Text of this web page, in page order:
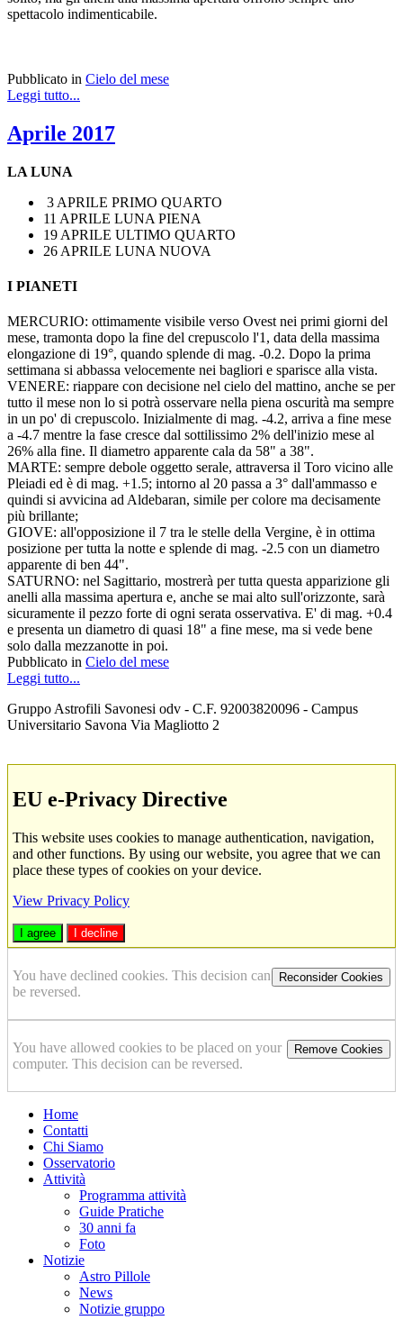
spettacolo indimenticabile.
Pubblicato in Cielo del mese
Leggi tutto...
Aprile 2017
LA LUNA
3 APRILE PRIMO QUARTO
11 APRILE LUNA PIENA
19 APRILE ULTIMO QUARTO
26 APRILE LUNA NUOVA
I PIANETI
MERCURIO: ottimamente visibile verso Ovest nei primi giorni del
mese, tramonta dopo la fine del crepuscolo l'1, data della massima
elongazione di 19°, quando splende di mag. -0.2. Dopo la prima
settimana si abbassa velocemente nei bagliori e sparisce alla vista.
VENERE: riappare con decisione nel cielo del mattino, anche se per
tutto il mese non lo si potrà osservare nella piena oscurità ma sempre
in un po' di crepuscolo. Inizialmente di mag. -4.2, arriva a fine mese
a -4.7 mentre la fase cresce dal sottilissimo 2% dell'inizio mese al
26% alla fine. Il diametro apparente cala da 58" a 38".
MARTE: sempre debole oggetto serale, attraversa il Toro vicino alle
Pleiadi ed è di mag. +1.5; intorno al 20 passa a 3° dall'ammasso e
quindi si avvicina ad Aldebaran, simile per colore ma decisamente
più brillante;
GIOVE: all'opposizione il 7 tra le stelle della Vergine, è in ottima
posizione per tutta la notte e splende di mag. -2.5 con un diametro
apparente di ben 44".
SATURNO: nel Sagittario, mostrerà per tutta questa apparizione gli
anelli alla massima apertura e, anche se mai alto sull'orizzonte, sarà
sicuramente il pezzo forte di ogni serata osservativa. E' di mag. +0.4
e presenta un diametro di quasi 18" a fine mese, ma si vede bene
solo dalla mezzanotte in poi.
Pubblicato in Cielo del mese
Leggi tutto...
Gruppo Astrofili Savonesi odv - C.F. 92003820096 - Campus
Universitario Savona Via Magliotto 2
EU e-Privacy Directive
This website uses cookies to manage authentication, navigation,
and other functions. By using our website, you agree that we can
place these types of cookies on your device.
View Privacy Policy
I agree I decline
Reconsider Cookies
You have declined cookies. This decision can
be reversed.
Remove Cookies
You have allowed cookies to be placed on your
computer. This decision can be reversed.
Home
Contatti
Chi Siamo
Osservatorio
Attività
Programma attività
Guide Pratiche
30 anni fa
Foto
Notizie
Astro Pillole
News
Notizie gruppo